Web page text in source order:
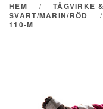
HEM TÅGVIRKE
SVART/MARIN/RÖD
110-M